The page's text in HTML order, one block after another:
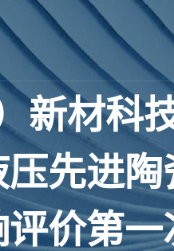
新材科
压先进陶
评价第一